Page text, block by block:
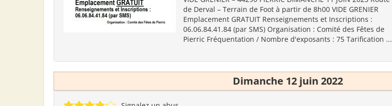
de Derval – Terrain de Foot à partir de 8h00 VIDE GRENIER
Emplacement GRATUIT Renseignements et Inscriptions :
06.06.84.41.84 (par SMS) Organisation : Comité des Fêtes de
Pierric Fréquentation / Nombre d'exposants : 75 Tarification ...
Dimanche 12 juin 2022